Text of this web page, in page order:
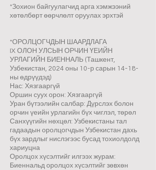
*Зохион байгуулагчид арга хэмжээний
хөтөлбөрт өөрчлөлт оруулах эрхтэй
*ОРОЛЦОГЧДЫН ШААРДЛАГА
IX ОЛОН УЛСЫН ОРЧИН ҮЕИЙН
УРЛАГИЙН БИЕННАЛЬ (Ташкент,
Узбекистан, 2024 оны 10-р сарын 14-18-
ны өдрүүдэд)
Нас: Хязгааргүй
Оршин суух орон: Хязгааргүй
Уран бүтээлийн салбар: Дүрслэх болон
орчин үеийн урлагийн бүх чиглэл, төрөл
Санхүүгийн нөхцөл: Узбекистаны тал
гадаадын оролцогчдын Узбекистан дахь
бүх зардлыг нислэгээс бусад тохиолдолд
хариуцна
Оролцох хүсэлтийг илгээх журам:
Биеннальд оролцох хүсэлтийг зөвхөн